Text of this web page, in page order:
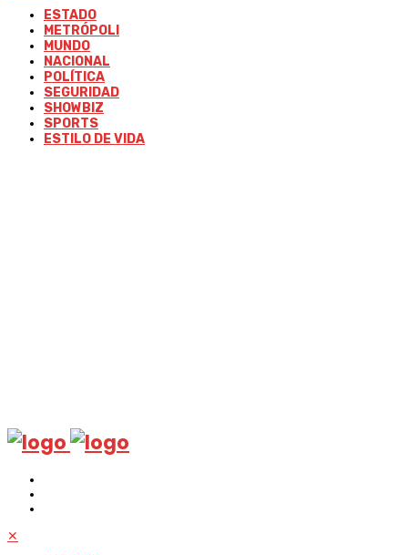
ESTADO
METRÓPOLI
MUNDO
NACIONAL
POLÍTICA
SEGURIDAD
SHOWBIZ
SPORTS
ESTILO DE VIDA
✕